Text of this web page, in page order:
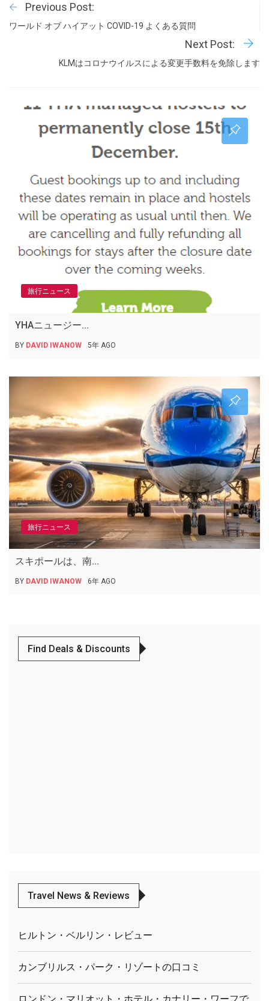
Previous Post:
ワールド オブ ハイアット COVID-19 よくある質問
Next Post:
KLMはコロナウイルスによる変更手数料を免除します
旅行ニュース
YHAニュージー...
BY DAVID IWANOW 5年 AGO
旅行ニュース
スキポールは、南...
BY DAVID IWANOW 6年 AGO
Find Deals & Discounts
Travel News & Reviews
ヒルトン・ベルリン・レビュー
カンブリルス・パーク・リゾートの口コミ